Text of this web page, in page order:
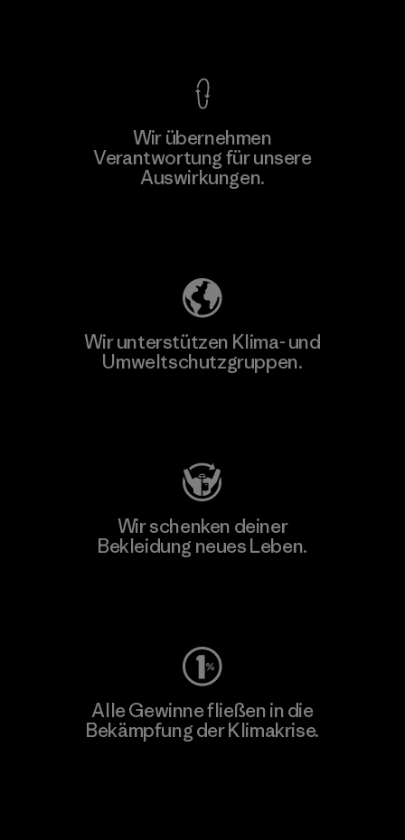
Wir übernehmen
Verantwortung für unsere
Auswirkungen.
Wir unterstützen Klima- und
Umweltschutzgruppen.
Wir schenken deiner
Bekleidung neues Leben.
Alle Gewinne fließen in die
Bekämpfung der Klimakrise.